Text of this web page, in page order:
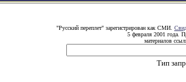
"Русский переплет" зарегистрирован как СМИ.
5 февраля 2001 года.
материалов
Тип